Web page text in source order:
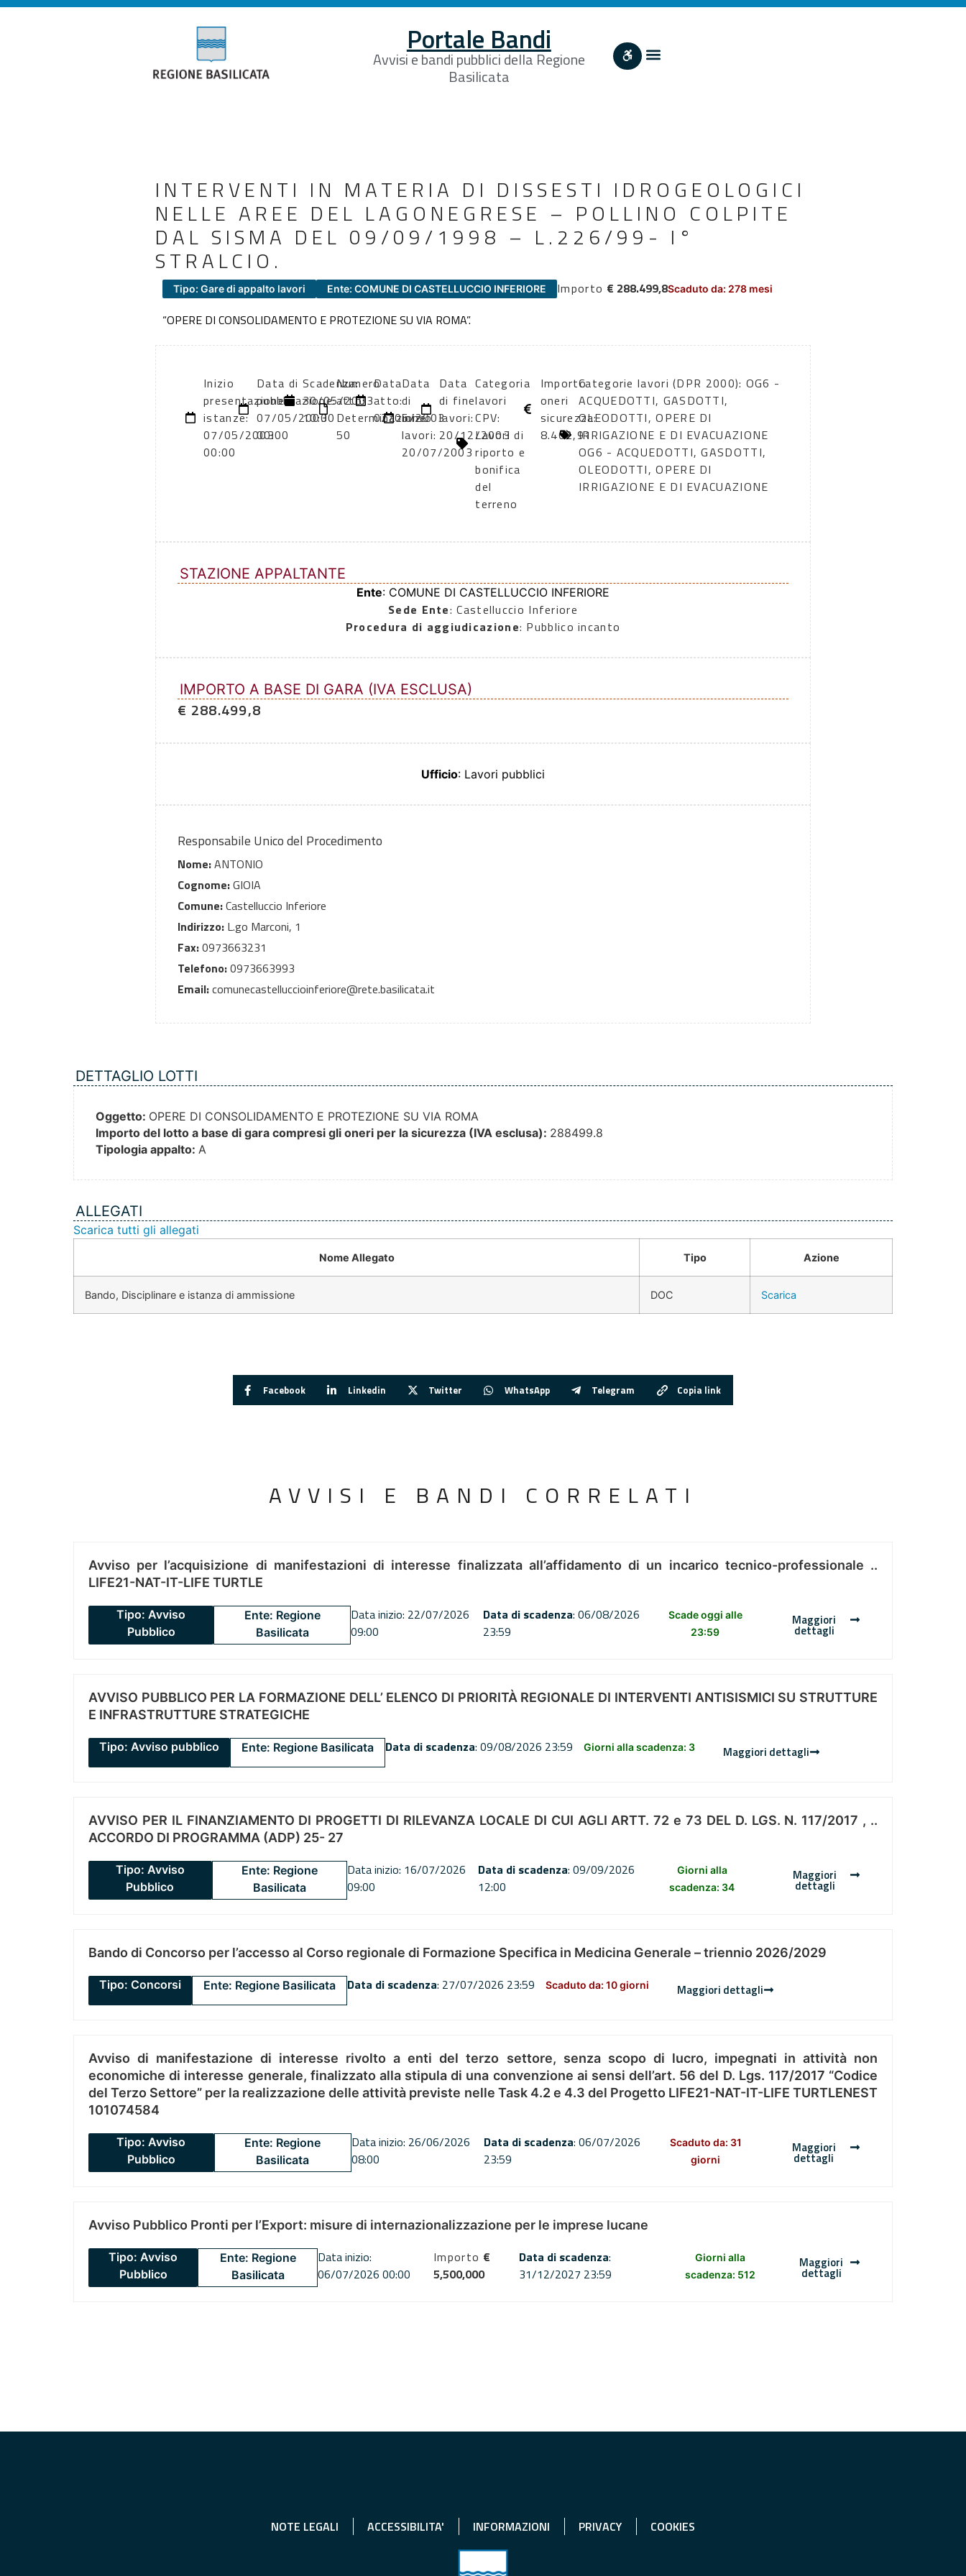
Portale Bandi
Avvisi e bandi pubblici della Regione
Basilicata
INTERVENTI IN MATERIA DI DISSESTI IDROGEOLOGICI
NELLE AREE DEL LAGONEGRESE – POLLINO COLPITE
DAL SISMA DEL 09/09/1998 – L.226/99- I°
STRALCIO.
Tipo: Gare di appalto lavori Ente: COMUNE DI CASTELLUCCIO INFERIORE Importo € 288.499,8Scaduto da: 278 mesi
“OPERE DI CONSOLIDAMENTO E PROTEZIONE SU VIA ROMA”.
Inizio
presentazione
istanze:
07/05/2003
00:00
Data di
pubblicazione:
07/05/2003
00:00
Scadenza:
30/05/2003
10:00
Numero
atto:
Determinazione
50
Data
atto:
02/05/2003
Data
di
inizio
lavori:
20/07/2003
Data
di fine
lavori:
20/12/2003
Categoria
lavori
CPV:
Lavori di
riporto e
bonifica
del
terreno
Importo
oneri
sicurezza:
8.402,91
Categorie lavori (DPR 2000): OG6 -
ACQUEDOTTI, GASDOTTI,
OLEODOTTI, OPERE DI
IRRIGAZIONE E DI EVACUAZIONE
OG6 - ACQUEDOTTI, GASDOTTI,
OLEODOTTI, OPERE DI
IRRIGAZIONE E DI EVACUAZIONE
STAZIONE APPALTANTE
Ente: COMUNE DI CASTELLUCCIO INFERIORE
Sede Ente: Castelluccio Inferiore
Procedura di aggiudicazione: Pubblico incanto
IMPORTO A BASE DI GARA (IVA ESCLUSA)
€ 288.499,8
Ufficio: Lavori pubblici
Responsabile Unico del Procedimento
Nome:ANTONIO
Cognome:GIOIA
Comune:Castelluccio Inferiore
Indirizzo: L.go Marconi, 1
Fax:0973663231
Telefono:0973663993
Email:comunecastelluccioinferiore@rete.basilicata.it
DETTAGLIO LOTTI
Oggetto: OPERE DI CONSOLIDAMENTO E PROTEZIONE SU VIA ROMA
Importo del lotto a base di gara compresi gli oneri per la sicurezza (IVA esclusa): 288499.8
Tipologia appalto: A
ALLEGATI
Scarica tutti gli allegati
Nome Allegato Tipo Azione
Bando, Disciplinare e istanza di ammissione DOC Scarica
Facebook Linkedin Twitter WhatsApp Telegram Copia link
AVVISI E BANDI CORRELATI
Avviso per l’acquisizione di manifestazioni di interesse finalizzata all’affidamento di un incarico tecnico-professionale ..
LIFE21-NAT-IT-LIFE TURTLE
Tipo: Avviso
Pubblico
Ente: Regione
Basilicata
Data inizio: 22/07/2026
09:00
Data di scadenza: 06/08/2026
23:59
Scade oggi alle
23:59
Maggiori
dettagli
AVVISO PUBBLICO PER LA FORMAZIONE DELL’ ELENCO DI PRIORITÀ REGIONALE DI INTERVENTI ANTISISMICI SU STRUTTURE
E INFRASTRUTTURE STRATEGICHE
Tipo: Avviso pubblico Ente: Regione Basilicata Data di scadenza: 09/08/2026 23:59 Giorni alla scadenza: 3 Maggiori dettagli
AVVISO PER IL FINANZIAMENTO DI PROGETTI DI RILEVANZA LOCALE DI CUI AGLI ARTT. 72 e 73 DEL D. LGS. N. 117/2017 , ..
ACCORDO DI PROGRAMMA (ADP) 25- 27
Tipo: Avviso
Pubblico
Ente: Regione
Basilicata
Data inizio: 16/07/2026
09:00
Data di scadenza: 09/09/2026
12:00
Giorni alla
scadenza: 34
Maggiori
dettagli
Bando di Concorso per l’accesso al Corso regionale di Formazione Specifica in Medicina Generale – triennio 2026/2029
Tipo: Concorsi Ente: Regione Basilicata Data di scadenza: 27/07/2026 23:59 Scaduto da: 10 giorni Maggiori dettagli
Avviso di manifestazione di interesse rivolto a enti del terzo settore, senza scopo di lucro, impegnati in attività non
economiche di interesse generale, finalizzato alla stipula di una convenzione ai sensi dell’art. 56 del D. Lgs. 117/2017 “Codice
del Terzo Settore” per la realizzazione delle attività previste nelle Task 4.2 e 4.3 del Progetto LIFE21-NAT-IT-LIFE TURTLENEST
101074584
Tipo: Avviso
Pubblico
Ente: Regione
Basilicata
Data inizio: 26/06/2026
08:00
Data di scadenza: 06/07/2026
23:59
Scaduto da: 31
giorni
Maggiori
dettagli
Avviso Pubblico Pronti per l’Export: misure di internazionalizzazione per le imprese lucane
Tipo: Avviso
Pubblico
Ente: Regione
Basilicata
Data inizio:
06/07/2026 00:00
Importo €
5,500,000
Data di scadenza:
31/12/2027 23:59
Giorni alla
scadenza: 512
Maggiori
dettagli
NOTE LEGALI ACCESSIBILITA' INFORMAZIONI PRIVACY COOKIES